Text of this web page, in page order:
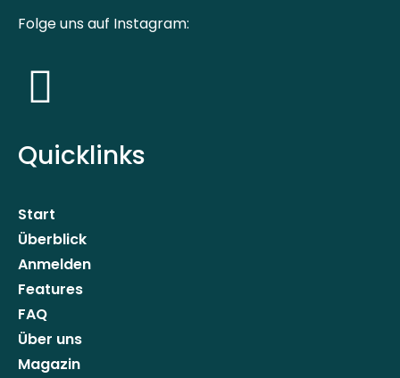
Folge uns auf Instagram:
Quicklinks
Start
Überblick
Anmelden
Features
FAQ
Über uns
Magazin